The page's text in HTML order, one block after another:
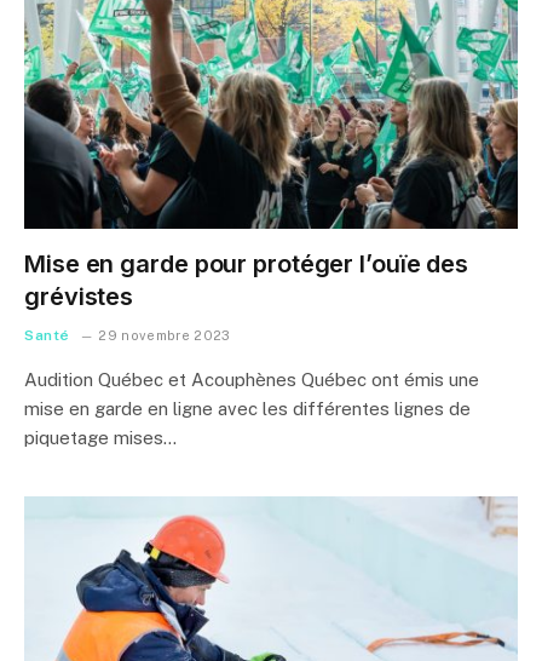
Mise en garde pour protéger l’ouïe des
grévistes
Santé 29 novembre 2023
Audition Québec et Acouphènes Québec ont émis une
mise en garde en ligne avec les différentes lignes de
piquetage mises…